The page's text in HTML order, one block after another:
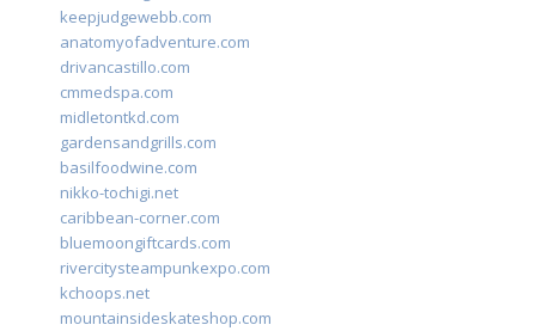
keepjudgewebb.com
anatomyofadventure.com
drivancastillo.com
cmmedspa.com
midletontkd.com
gardensandgrills.com
basilfoodwine.com
nikko-tochigi.net
caribbean-corner.com
bluemoongiftcards.com
rivercitysteampunkexpo.com
kchoops.net
mountainsideskateshop.com